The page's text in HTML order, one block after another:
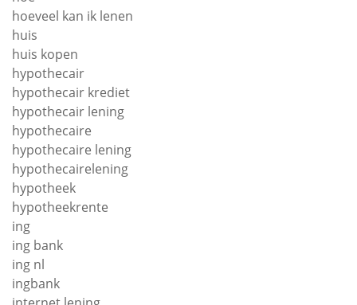
hoeveel kan ik lenen
huis
huis kopen
hypothecair
hypothecair krediet
hypothecair lening
hypothecaire
hypothecaire lening
hypothecairelening
hypotheek
hypotheekrente
ing
ing bank
ing nl
ingbank